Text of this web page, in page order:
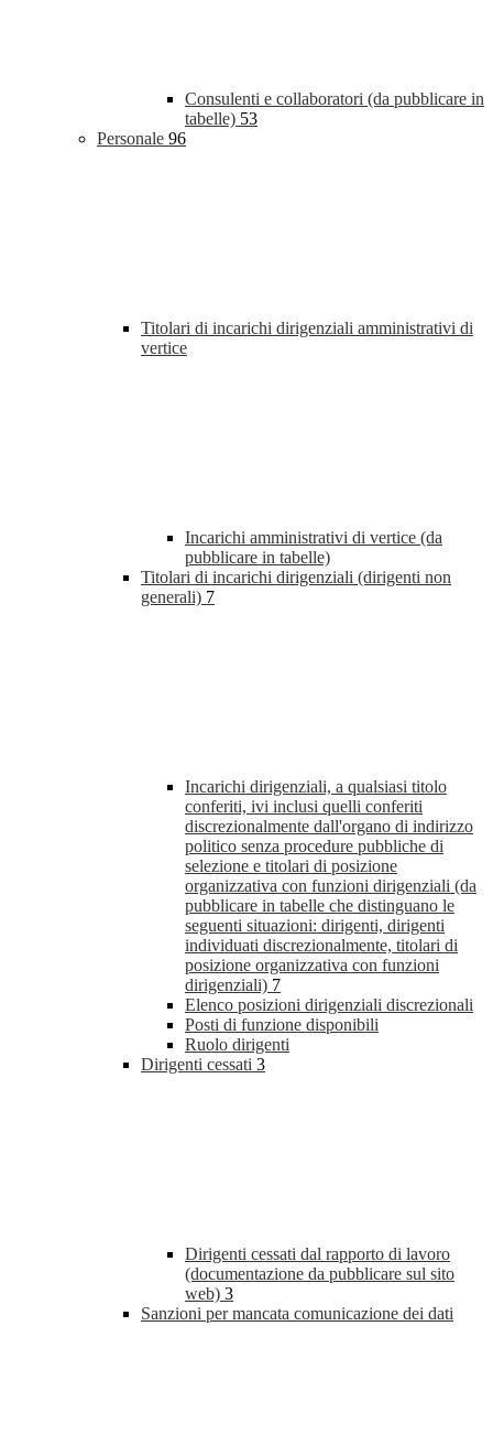
Consulenti e collaboratori (da pubblicare in
tabelle) 53
Personale 96
Titolari di incarichi dirigenziali amministrativi di
vertice
Incarichi amministrativi di vertice (da
pubblicare in tabelle)
Titolari di incarichi dirigenziali (dirigenti non
generali) 7
Incarichi dirigenziali, a qualsiasi titolo
conferiti, ivi inclusi quelli conferiti
discrezionalmente dall'organo di indirizzo
politico senza procedure pubbliche di
selezione e titolari di posizione
organizzativa con funzioni dirigenziali (da
pubblicare in tabelle che distinguano le
seguenti situazioni: dirigenti, dirigenti
individuati discrezionalmente, titolari di
posizione organizzativa con funzioni
dirigenziali) 7
Elenco posizioni dirigenziali discrezionali
Posti di funzione disponibili
Ruolo dirigenti
Dirigenti cessati 3
Dirigenti cessati dal rapporto di lavoro
(documentazione da pubblicare sul sito
web) 3
Sanzioni per mancata comunicazione dei dati